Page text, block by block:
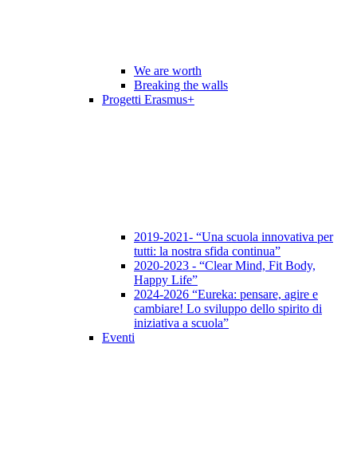
We are worth
Breaking the walls
Progetti Erasmus+
2019-2021- “Una scuola innovativa per
tutti: la nostra sfida continua”
2020-2023 - “Clear Mind, Fit Body,
Happy Life”
2024-2026 “Eureka: pensare, agire e
cambiare! Lo sviluppo dello spirito di
iniziativa a scuola”
Eventi